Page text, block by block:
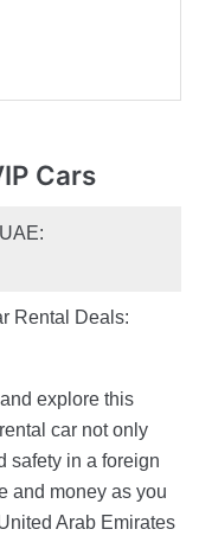
Cars
Rental Deals:
explore this
car not only
safety in a foreign
and money as you
Arab Emirates